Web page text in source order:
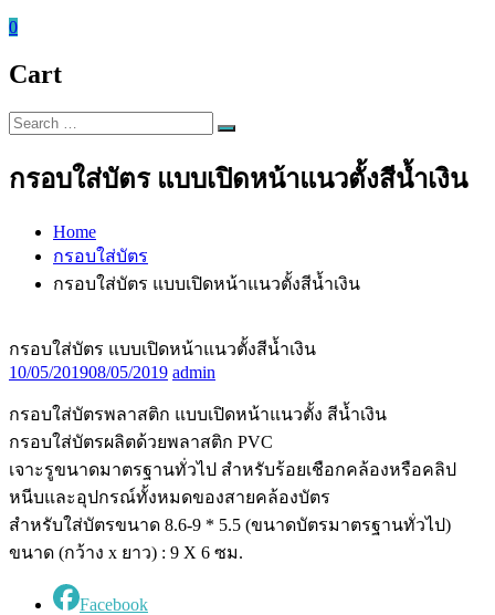
0
Cart
Search
for:
Search
กรอบใส่บัตร แบบเปิดหน้าแนวตั้งสีน้ำเงิน
Home
กรอบใส่บัตร
กรอบใส่บัตร แบบเปิดหน้าแนวตั้งสีน้ำเงิน
กรอบใส่บัตร แบบเปิดหน้าแนวตั้งสีน้ำเงิน
10/05/201908/05/2019 admin
กรอบใส่บัตรพลาสติก แบบเปิดหน้าแนวตั้ง สีน้ำเงิน
กรอบใส่บัตรผลิตด้วยพลาสติก PVC
เจาะรูขนาดมาตรฐานทั่วไป สำหรับร้อยเชือกคล้องหรือคลิป
หนีบและอุปกรณ์ทั้งหมดของสายคล้องบัตร
สำหรับใส่บัตรขนาด 8.6-9 * 5.5 (ขนาดบัตรมาตรฐานทั่วไป)
ขนาด (กว้าง x ยาว) : 9 X 6 ซม.
Facebook